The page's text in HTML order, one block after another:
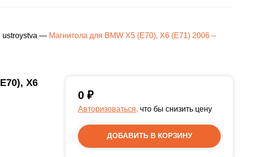
— Магнитола для BMW X5 (E70), X6 (E71) 2006 –
X6
0 ₽
Авторизоваться, что бы снизить цену
ДОБАВИТЬ В КОРЗИНУ